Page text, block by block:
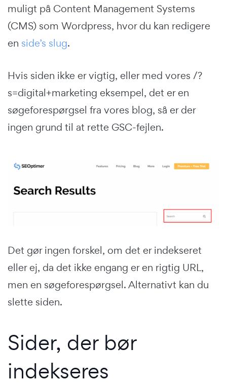
muligt på Content Management Systems
(CMS) som Wordpress, hvor du kan redigere
en side’s slug.
Hvis siden ikke er vigtig, eller med vores /?
s=digital+marketing eksempel, det er en
søgeforespørgsel fra vores blog, så er der
ingen grund til at rette GSC-fejlen.
Det gør ingen forskel, om det er indekseret
eller ej, da det ikke engang er en rigtig URL,
men en søgeforespørgsel. Alternativt kan du
slette siden.
Sider, der bør
indekseres